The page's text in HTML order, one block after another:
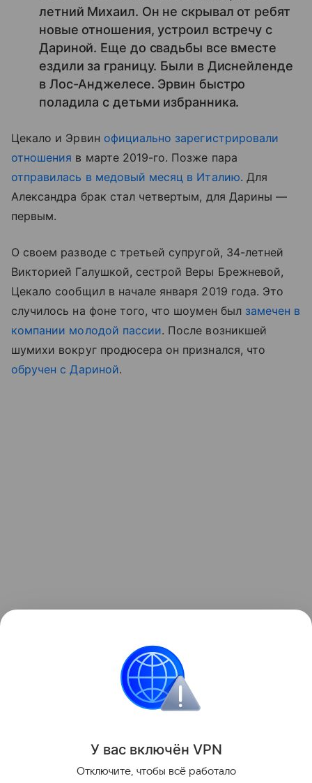
летний Михаил. Он не скрывал от ребят
новые отношения, устроил встречу с
Дариной. Еще до свадьбы все вместе
ездили за границу. Были в Диснейленде
в Лос-Анджелесе. Эрвин быстро
поладила с детьми избранника.
Цекало и Эрвин официально зарегистрировали
отношения в марте 2019-го. Позже пара
отправилась в медовый месяц в Италию. Для
Александра брак стал четвертым, для Дарины —
первым.
О своем разводе с третьей супругой, 34-летней
Викторией Галушкой, сестрой Веры Брежневой,
Цекало сообщил в начале января 2019 года. Это
случилось на фоне того, что шоумен был замечен в
компании молодой пассии. После возникшей
шумихи вокруг продюсера он признался, что
обручен с Дариной.
Как помочь ребенку пережить
Поделиться
У вас включён VPN
Отключите, чтобы всё работало